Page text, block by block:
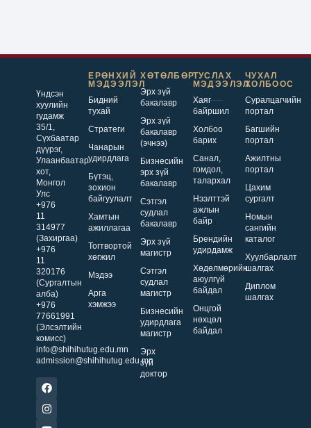
Үндсэн
хуулийн
гудамж
35/1,
Сүхбаатар
дүүрэг,
Улаанбаатар
хот,
Монгол
Улс
+976
11
314977
(Захиргаа)
+976
11
320176
(Сургалтын
алба)
+976
77661991
(Элсэлтийн
комисс)
info@shihihutug.edu.mn
admission@shihihutug.edu.mn
ЕРӨНХИЙ
МЭДЭЭЛЭЛ
Бидний
тухай
Стратеги
Чанарын
удирдлага
Бүтэц,
зохион
байгуулалт
Хамтын
ажиллагаа
Тогтвортой
хөгжил
Мэдээ
Арга
хэмжээ
ХӨТӨЛБӨР
Эрх зүй
бакалавр
Эрх зүй
бакалавр
(эчнээ)
Бизнесийн
эрх зүй
бакалавр
Сэтгэл
судлал
бакалавр
Эрх зүй
магистр
Сэтгэл
судлал
магистр
Бизнесийн
удирдлага
магистр
Эрх
зүй
доктор
ТУСЛАХ
МЭДЭЭЛЭЛ
Хаяг
байршил
Холбоо
барих
Санал,
гомдол,
талархал
Нээлттэй
ажлын
байр
Брендийн
удирдамж
Хөдөлмөрийн
аюулгүй
байдал
Онцгой
нөхцөл
байдал
ЧУХАЛ
ХОЛБООС
Суралцагчийн
портал
Багшийн
портал
Ажилтны
портал
Цахим
сургалт
Номын
сангийн
каталог
Хуулбарлалт
шалгах
Диплом
шалгах